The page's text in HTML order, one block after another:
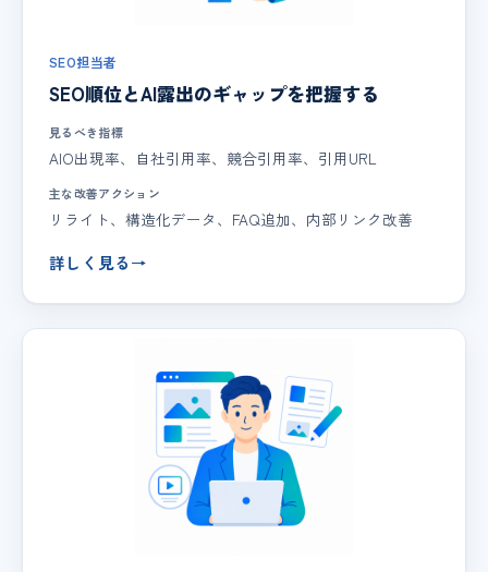
SEO担当者
SEO順位とAI露出のギャップを把握する
見るべき指標
AIO出現率、自社引用率、競合引用率、引用URL
主な改善アクション
リライト、構造化データ、FAQ追加、内部リンク改善
詳しく見る→